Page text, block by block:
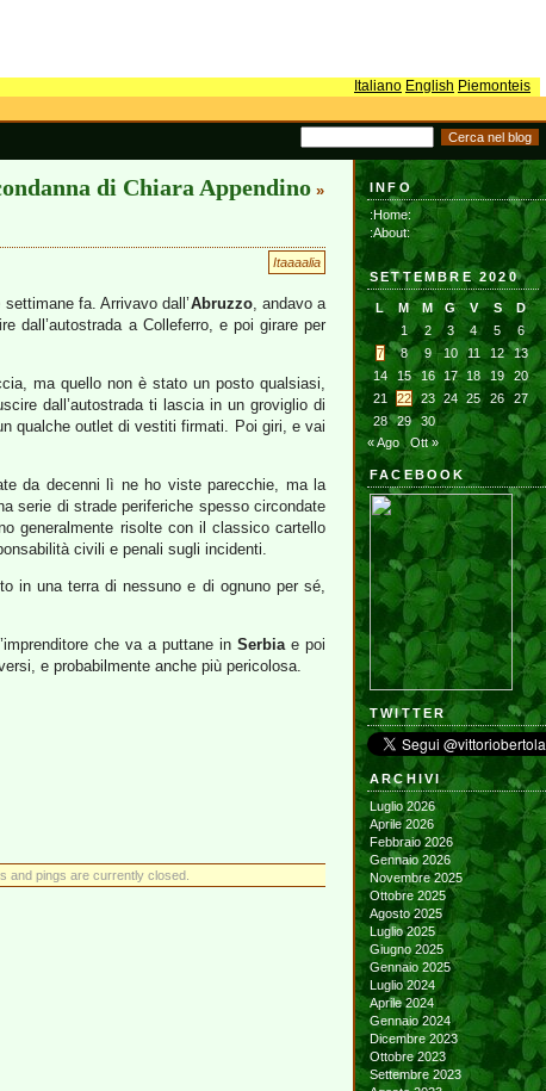
Italiano English Piemonteis
di Chiara Appendino »
Itaaaalia
fa. Arrivavo dall’Abruzzo, andavo a
dall’autostrada a Colleferro, e poi girare per
ma quello non è stato un posto qualsiasi,
dall’autostrada ti lascia in un groviglio di
qualche outlet di vestiti firmati. Poi giri, e vai
da decenni lì ne ho viste parecchie, ma la
serie di strade periferiche spesso circondate
generalmente risolte con il classico cartello
civili e penali sugli incidenti.
in una terra di nessuno e di ognuno per sé,
che va a puttane inSerbiae poi
e probabilmente anche più pericolosa.
and pings are currently closed.
INFO
:Home:
:About:
SETTEMBRE 2020
L M M G V S
D
1
2 3 4 5
6
7
8 9 10 11 12
13
14
15 16 17 18 19
20
21
22 23 24 25 26
27
28
29
30
« Ago
Ott »
FACEBOOK
TWITTER
ARCHIVI
Luglio 2026
Aprile 2026
Febbraio 2026
Gennaio 2026
Novembre 2025
Ottobre 2025
Agosto 2025
Luglio 2025
Giugno 2025
Gennaio 2025
Luglio 2024
Aprile 2024
Gennaio 2024
Dicembre 2023
Ottobre 2023
Settembre 2023